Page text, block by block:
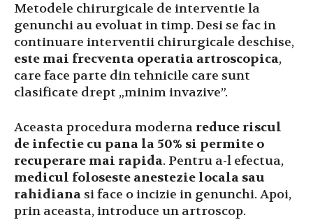
Metodele chirurgicale de interventie la
genunchi au evoluat in timp. Desi se fac in
continuare interventii chirurgicale deschise,
este mai frecventa operatia artroscopica,
care face parte din tehnicile care sunt
clasificate drept „minim invazive”.
Aceasta procedura moderna reduce riscul
de infectie cu pana la 50% si permite o
recuperare mai rapida. Pentru a-l efectua,
medicul foloseste anestezie locala sau
rahidiana si face o incizie in genunchi. Apoi,
prin aceasta, introduce un artroscop.